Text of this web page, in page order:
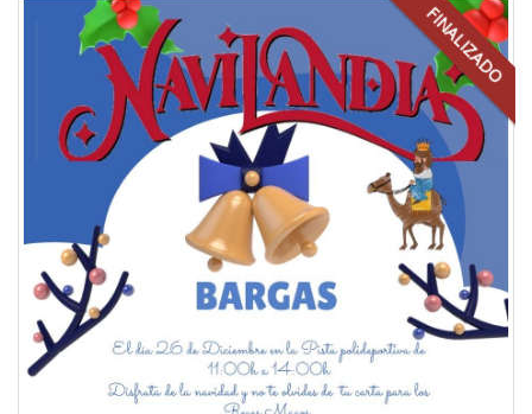
FINALIZADO